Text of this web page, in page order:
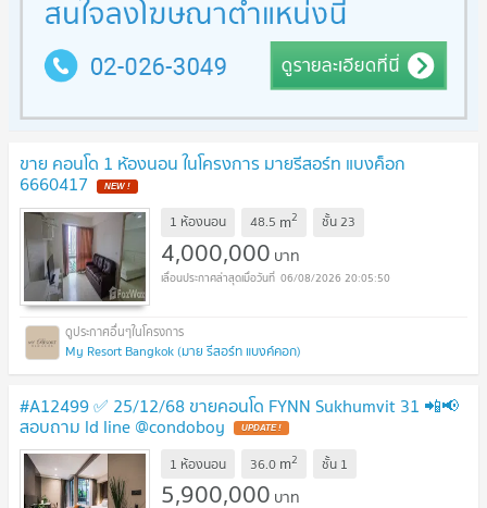
ขาย คอนโด 1 ห้องนอน ในโครงการ มายรีสอร์ท แบงค็อก
6660417 NEW !
1 ห้องนอน 48.5 m2 ชั้น23
4,000,000 บาท
06/08/2026 20:05:50
My Resort Bangkok (มาย รีสอร์ท แบงค์คอก)
#A12499 ✅ 25/12/68 ขายคอนโด FYNN Sukhumvit 31 📲📢
สอบถาม ld line @condoboy UPDATE !
1 ห้องนอน 36.0 m2 ชั้น 1
5,900,000 บาท